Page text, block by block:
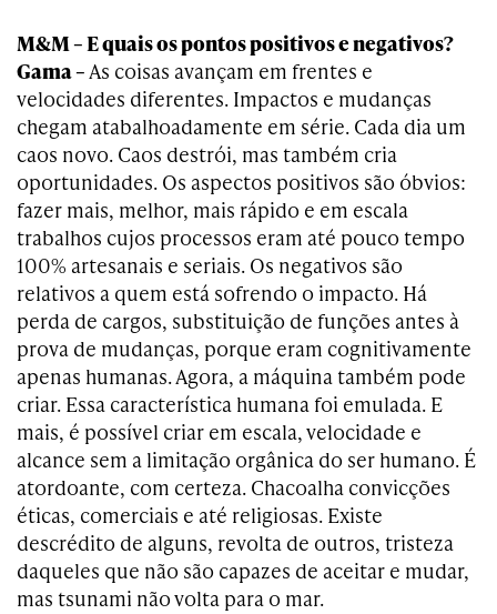
M&M – E quais os pontos positivos e negativos?
Gama –As coisas avançam em frentes e
velocidades diferentes. Impactos e mudanças
chegam atabalhoadamente em série. Cada dia um
caos novo. Caos destrói, mas também cria
oportunidades. Os aspectos positivos são óbvios:
fazer mais, melhor, mais rápido e em escala
trabalhos cujos processos eram até pouco tempo
100% artesanais e seriais. Os negativos são
relativos a quem está sofrendo o impacto. Há
perda de cargos, substituição de funções antes à
prova de mudanças, porque eram cognitivamente
apenas humanas. Agora, a máquina também pode
criar. Essa característica humana foi emulada. E
mais, é possível criar em escala, velocidade e
alcance sem a limitação orgânica do ser humano. É
atordoante, com certeza. Chacoalha convicções
éticas, comerciais e até religiosas. Existe
descrédito de alguns, revolta de outros, tristeza
daqueles que não são capazes de aceitar e mudar,
mas tsunami não volta para o mar.